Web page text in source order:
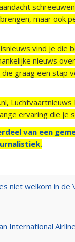
maar ook
vind je die
nieuws
graag een stap
Luchtvaartnieuws
ervaring die
van een
niet welkom in de
International